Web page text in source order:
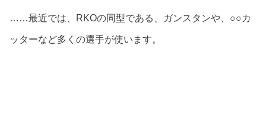
……最近では、RKOの同型である、ガンスタンや、○○カ
ッターなど多くの選手が使います。